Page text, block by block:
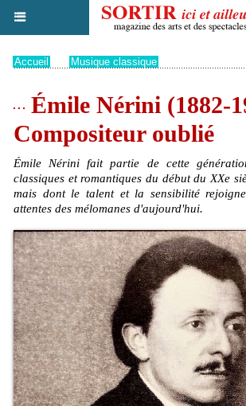
Accueil Musique classique
Émile Nérini (1882-
Compositeur oublié
Émile Nérini fait partie de cette
classiques et romantiques du début du XXe
mais dont le talent et la sensibilité
attentes des mélomanes d'aujourd'hui.